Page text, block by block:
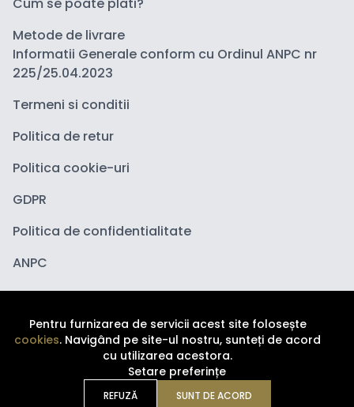
Metode de livrare
Informatii Generale conform cu Ordinul ANPC nr
225/25.04.2023
Termeni si conditii
Politica de retur
Politica cookie-uri
GDPR
Politica de confidentialitate
ANPC
Copyright ©2026Depozituldecosmetice.ro. Toate
drepturile sunt rezervate.
Pentru furnizarea de servicii acest site folosește
cookies. Navigând pe site-ul nostru, sunteți de acord
cu utilizarea acestora.
Setare preferințe
REFUZĂ SUNT DE ACORD